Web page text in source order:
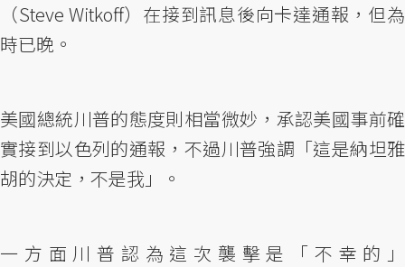
（Steve Witkoff）在接到訊息後向卡達通報，但為
時已晚。
美國總統川普的態度則相當微妙，承認美國事前確
實接到以色列的通報，不過川普強調「這是納坦雅
胡的決定，不是我」。
一方面川普認為這次襲擊是「不幸的」